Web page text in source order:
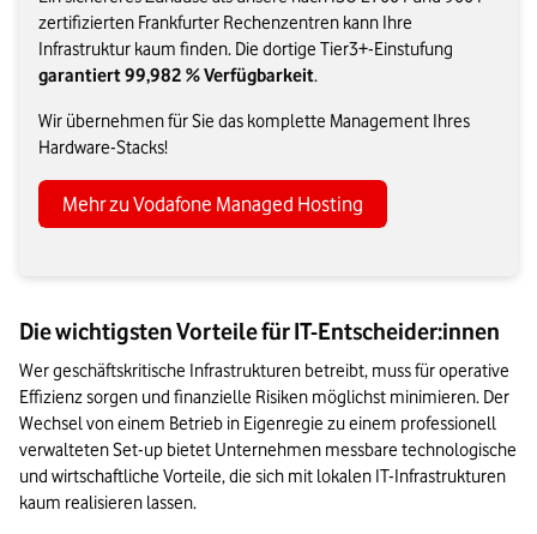
zertifizierten Frankfurter Rechenzentren kann Ihre
Infrastruktur kaum finden. Die dortige Tier3+-Einstufung
garantiert 99,982 % Verfügbarkeit.
Wir übernehmen für Sie das komplette Management Ihres
Hardware-Stacks!
Mehr zu Vodafone Managed Hosting
Die wichtigsten Vorteile für IT-Entscheider:innen
Wer geschäftskritische Infrastrukturen betreibt, muss für operative
Effizienz sorgen und finanzielle Risiken möglichst minimieren. Der
Wechsel von einem Betrieb in Eigenregie zu einem professionell
verwalteten Set-up bietet Unternehmen messbare technologische
und wirtschaftliche Vorteile, die sich mit lokalen IT-Infrastrukturen
kaum realisieren lassen.